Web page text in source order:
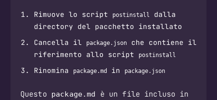
Rimuove lo script postinstall
dalla
directory del pacchetto installato
Cancella il
package.jsonche contiene il
riferimento allo script
postinstall
Rinomina package.md in package.json
Questo package.md è un file incluso in